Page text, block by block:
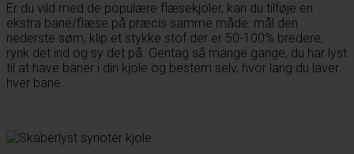
Er du vild med de populære flæsekjoler, kan du tilføje en
ekstra bane/flæse på præcis samme måde: mål den
nederste søm, klip et stykke stof der er 50-100% bredere,
rynk det ind og sy det på. Gentag så mange gange, du har lyst
til at have baner i din kjole og bestem selv, hvor lang du laver
hver bane.